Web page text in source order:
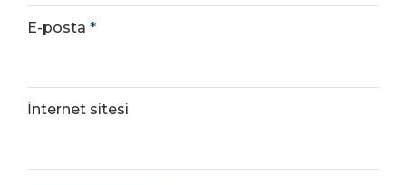
E-posta *
İnternet sitesi